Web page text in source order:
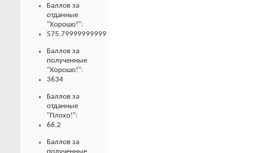
Баллов за
отданные
"Хорошо!":
575.79999999999
Баллов за
полученные
"Хорошо!":
3634
Баллов за
отданные
"Плохо!":
66.2
Баллов за